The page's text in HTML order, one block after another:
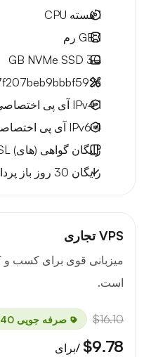
1هسته CPU
1 GB
رم
30 GB
NVMe SSD
1 IPv4
آی پی
4 IPv6
آی پی
رایگان گواهی (های) SSL رایگان
رایگان
باز
VPS تجاری
میزبانی قوی برای کسب
است.
$16.10 صرفه جویی 40%
$9.78 /برای